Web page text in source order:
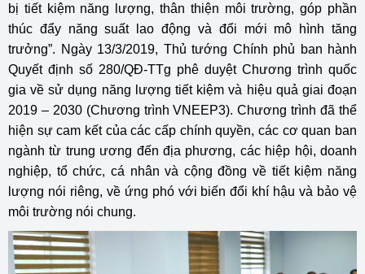
bị tiết kiệm năng lượng, thân thiện môi trường, góp phần
thúc đẩy năng suất lao động và đổi mới mô hình tăng
trưởng”. Ngày 13/3/2019, Thủ tướng Chính phủ ban hành
Quyết định số 280/QĐ-TTg phê duyệt Chương trình quốc
gia về sử dụng năng lượng tiết kiệm và hiệu quả giai đoạn
2019 – 2030 (Chương trình VNEEP3). Chương trình đã thể
hiện sự cam kết của các cấp chính quyền, các cơ quan ban
ngành từ trung ương đến địa phương, các hiệp hội, doanh
nghiệp, tổ chức, cá nhân và cộng đồng về tiết kiệm năng
lượng nói riêng, về ứng phó với biến đổi khí hậu và bảo vệ
môi trường nói chung.